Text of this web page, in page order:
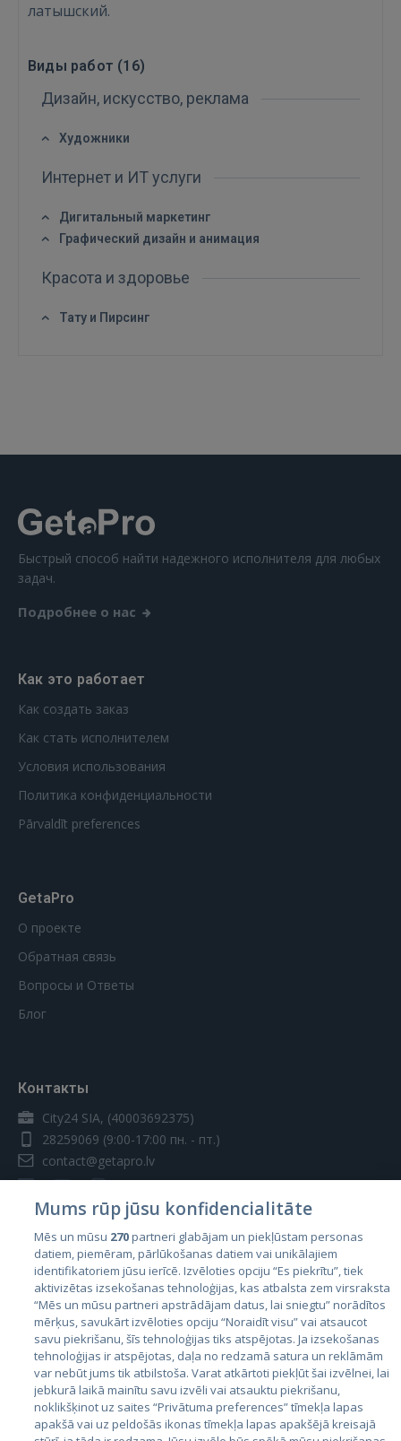
Войти
 Sign in with Apple
Ещё не зарегистрированы?
латышский.
Виды работ (16)
Дизайн, искусство, реклама
Художники
Интернет и ИТ услуги
Дигитальный маркетинг
Графический дизайн и анимация
Красота и здоровье
Тату и Пирсинг
Быстрый способ найти надежного исполнителя для любых
задач.
Подробнее о нас
Как это работает
Как создать заказ
Как стать исполнителем
Условия использования
Политика конфиденциальности
Pārvaldīt preferences
GetaPro
О проекте
Обратная связь
Вопросы и Ответы
Блог
Контакты
City24 SIA, (40003692375)
28259069 (9:00-17:00 пн. - пт.)
contact@getapro.lv
Страны
Эстония
Латвия
Литва
Mums rūp jūsu konfidencialitāte
Mēs un mūsu 270partneri glabājam un piekļūstam personas
datiem, piemēram, pārlūkošanas datiem vai unikālajiem
identifikatoriem jūsu ierīcē. Izvēloties opciju “Es piekrītu”, tiek
aktivizētas izsekošanas tehnoloģijas, kas atbalsta zem virsraksta
“Mēs un mūsu partneri apstrādājam datus, lai sniegtu” norādītos
mērķus, savukārt izvēloties opciju “Noraidīt visu” vai atsaucot
savu piekrišanu, šīs tehnoloģijas tiks atspējotas. Ja izsekošanas
tehnoloģijas ir atspējotas, daļa no redzamā satura un reklāmām
var nebūt jums tik atbilstoša. Varat atkārtoti piekļūt šai izvēlnei, lai
jebkurā laikā mainītu savu izvēli vai atsauktu piekrišanu,
noklikšķinot uz saites “Privātuma preferences” tīmekļa lapas
apakšā vai uz peldošās ikonas tīmekļa lapas apakšējā kreisajā